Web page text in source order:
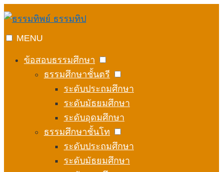
to
MENU
ข้อสอบธรรมศึกษา
ธรรมศึกษาชั้นตรี
ระดับประถมศึกษา
ระดับมัธยมศึกษา
ระดับอุดมศึกษา
ธรรมศึกษาชั้นโท
ระดับประถมศึกษา
ระดับมัธยมศึกษา